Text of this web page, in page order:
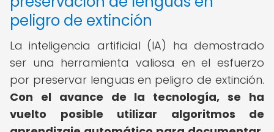
peligro de extinción
La inteligencia artificial (IA) ha demostrado
ser una herramienta valiosa en el esfuerzo
por preservar lenguas en peligro de extinción.
Con el avance de la tecnología, se ha
vuelto posible utilizar algoritmos de